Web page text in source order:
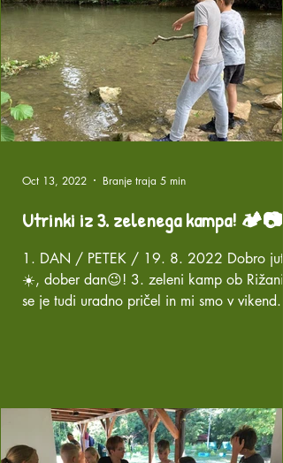
Utrinki iz 3. zelenega kampa!
1. DAN / PETEK / 19. 8. 2022 Dobro
☀️, dober dan😉! 3. zeleni kamp ob
se je tudi uradno pričel in mi smo v vikend...
Oct 13, 2022 Branje traja 5 min